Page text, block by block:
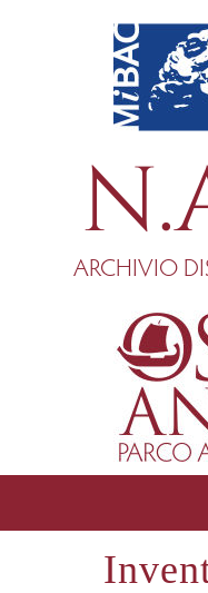
ARCHIVIO